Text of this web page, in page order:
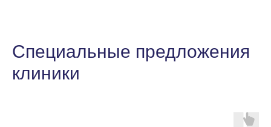
Специальные предложения
клиники